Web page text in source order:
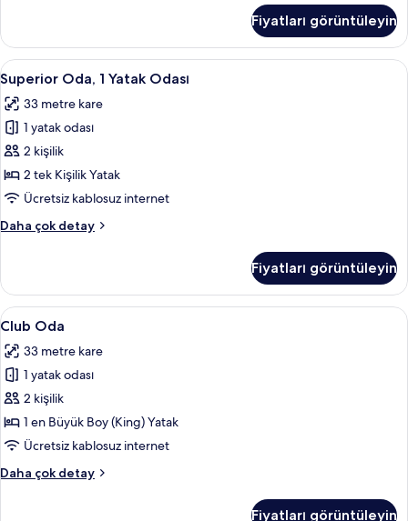
tüm
fotoğrafları
görün
Büyük
(King)
Boy
Yatak,
Sigara
İçilmez
daha
fazla
detay
Fiyatları görüntüleyin
Superior
Oda,
1
Yatak
Odası
için
tüm
görün
Kaliteli yatak takımı, minibar, odada
4
Superior Oda, 1 Yatak Odası
33 metre kare
1 yatak odası
2 kişilik
2 tek Kişilik Yatak
Ücretsiz kablosuz internet
Daha çok detay
Superior
Odası
hakkında
daha
detay
Fiyatları görüntüleyin
Club
Oda
için
tüm
fotoğrafları
görün
Club Oda | Kaliteli yatak takımı,
4
Club Oda
33 metre kare
1 yatak odası
2 kişilik
1 en Büyük Boy (King) Yatak
Ücretsiz kablosuz internet
Daha çok detay
Club
Fiyatları görüntüleyin